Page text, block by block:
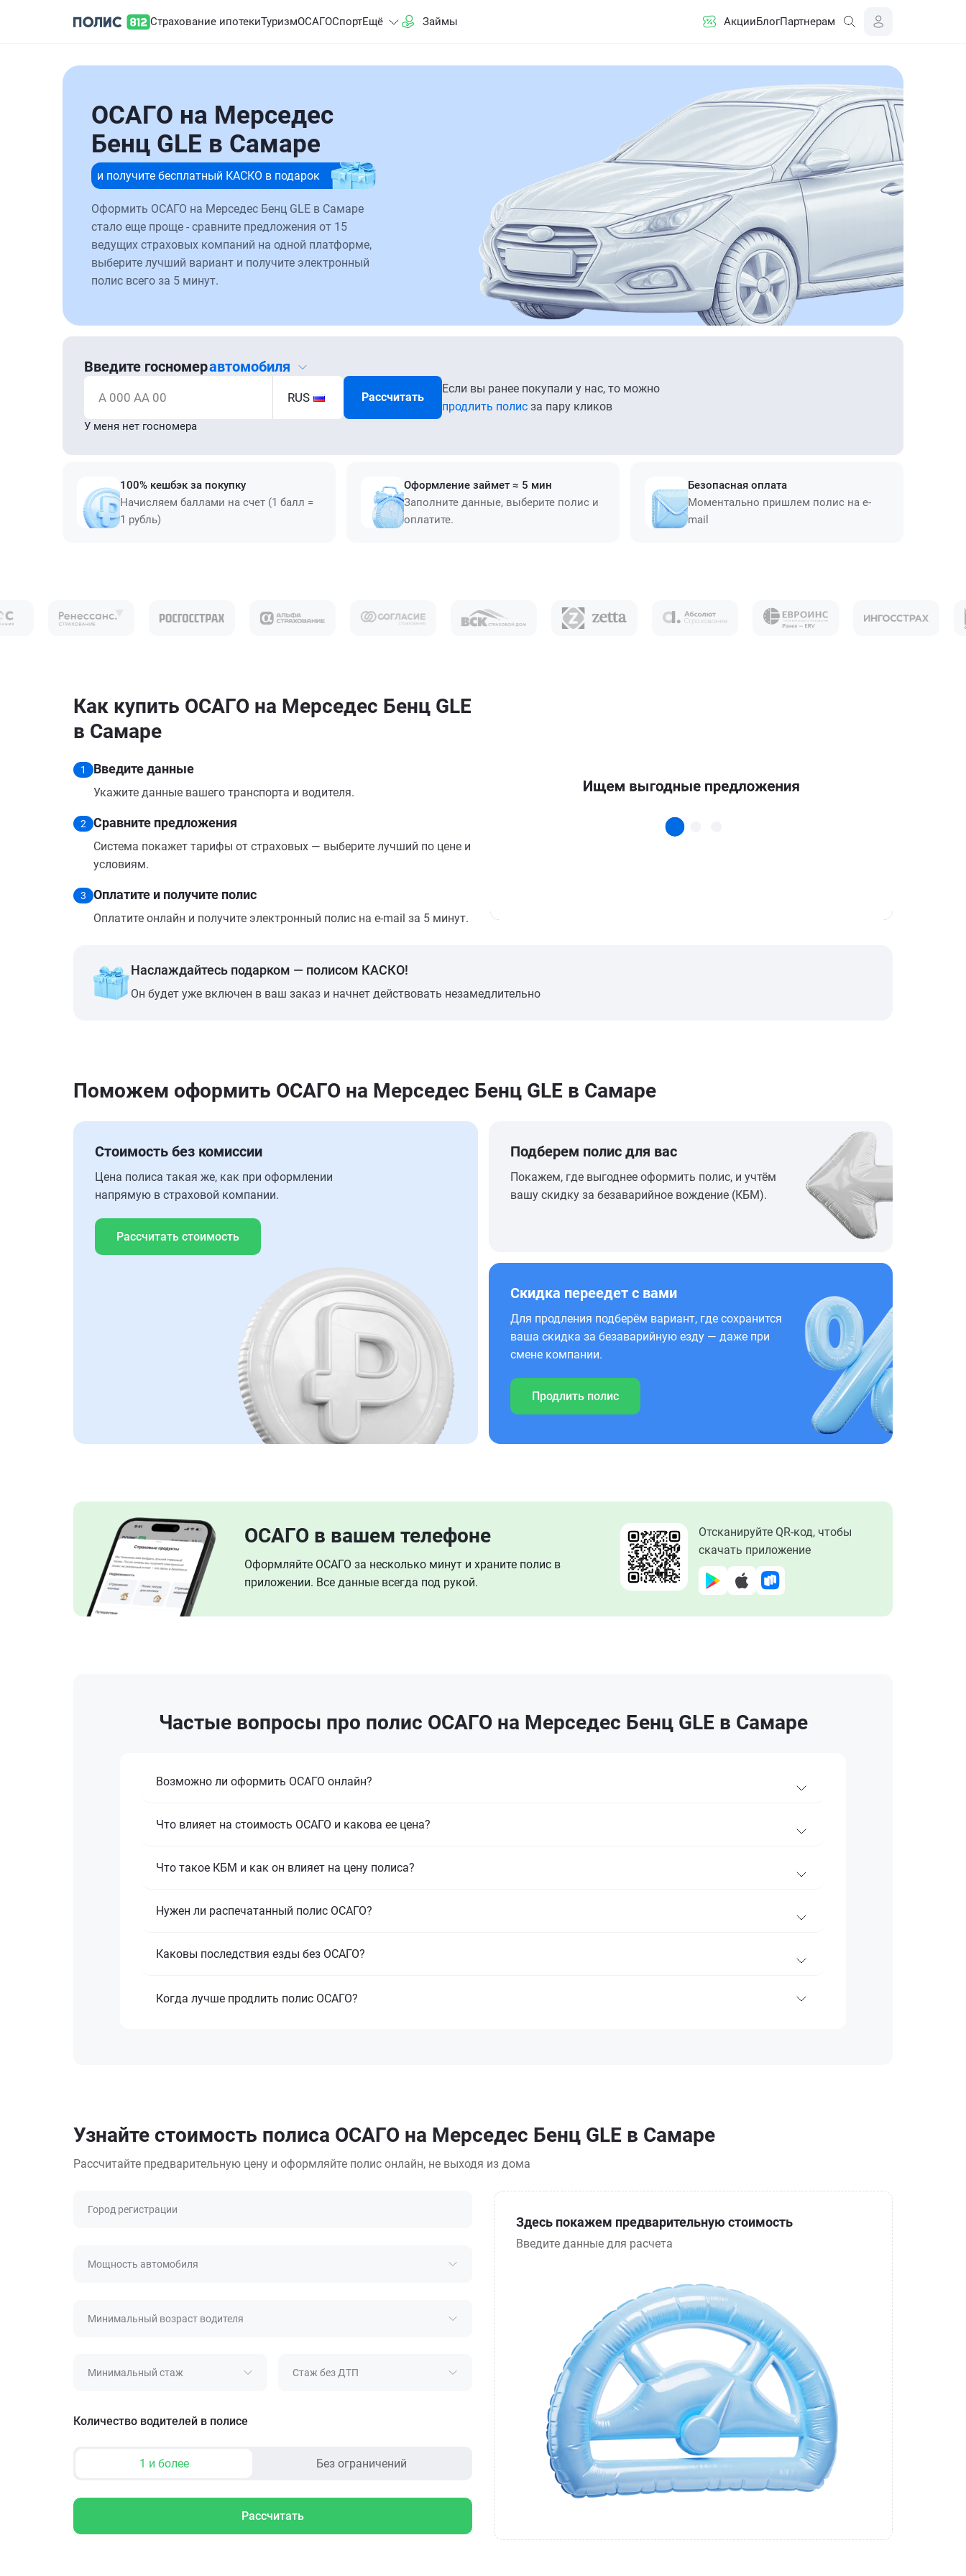
Страхование ипотекиТуризмОСАГОСпортЕщё Займы АкцииБлогПартнерам
ОСАГО на Мерседес
Бенц GLE в Самаре
и получите бесплатный КАСКО в подарок
Оформить ОСАГО на Мерседес Бенц GLE в Самаре
стало еще проще - сравните предложения от 15
ведущих страховых компаний на одной платформе,
выберите лучший вариант и получите электронный
полис всего за 5 минут.
Введите госномеравтомобиля
А 000 АА 00 RUS Рассчитать
Если вы ранее покупали у нас, то можно
продлить полис за пару кликов
У меня нет госномера
100% кешбэк за покупку
Начисляем баллами на счет (1 балл =
1 рубль)
Оформление займет ≈ 5 мин
Заполните данные, выберите полис и
оплатите.
Безопасная оплата
Моментально пришлем полис на e-
mail
Как купить ОСАГО на Мерседес Бенц GLE
в Самаре
1 Введите данные
Укажите данные вашего транспорта и водителя.
2 Сравните предложения
Система покажет тарифы от страховых — выберите лучший по цене и
условиям.
3 Оплатите и получите полис
Оплатите онлайн и получите электронный полис на e-mail за 5 минут.
Наслаждайтесь подарком — полисом КАСКО!
Он будет уже включен в ваш заказ и начнет действовать незамедлительно
Поможем оформить ОСАГО на Мерседес Бенц GLE в Самаре
Стоимость без комиссии
Цена полиса такая же, как при оформлении
напрямую в страховой компании.
Рассчитать стоимость
Подберем полис для вас
Покажем, где выгоднее оформить полис, и учтём
вашу скидку за безаварийное вождение (КБМ).
Скидка переедет с вами
Для продления подберём вариант, где сохранится
ваша скидка за безаварийную езду — даже при
смене компании.
Продлить полис
ОСАГО в вашем телефоне
Оформляйте ОСАГО за несколько минут и храните полис в
приложении. Все данные всегда под рукой.
Отсканируйте QR-код, чтобы
скачать приложение
Частые вопросы про полис ОСАГО на Мерседес Бенц GLE в Самаре
Возможно ли оформить ОСАГО онлайн?
Что влияет на стоимость ОСАГО и какова ее цена?
Что такое КБМ и как он влияет на цену полиса?
Нужен ли распечатанный полис ОСАГО?
Каковы последствия езды без ОСАГО?
Когда лучше продлить полис ОСАГО?
Узнайте стоимость полиса ОСАГО на Мерседес Бенц GLE в Самаре
Рассчитайте предварительную цену и оформляйте полис онлайн, не выходя из дома
Город регистрации
Мощность автомобиля
Минимальный возраст водителя
Минимальный стаж Стаж без ДТП
Количество водителей в полисе
1 и более Без ограничений
Рассчитать
Здесь покажем предварительную стоимость
Введите данные для расчета